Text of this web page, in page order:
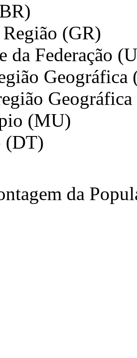
(GR)
da Federação
Geográfica
(MU)
(DT)
da